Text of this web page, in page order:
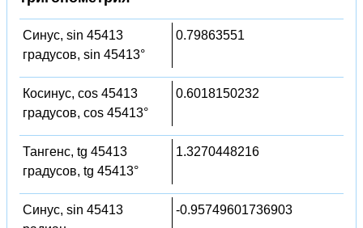
Синус, sin 45413
градусов, sin 45413°
0.79863551
Косинус, cos 45413
градусов, cos 45413°
0.6018150232
Тангенс, tg 45413
градусов, tg 45413°
1.3270448216
Синус, sin 45413
-0.95749601736903